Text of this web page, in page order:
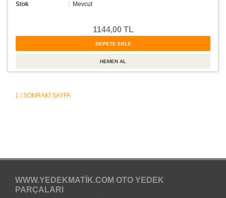
Stok : Mevcut
1144,00 TL
1 / SONRAKI SAYFA
WWW.YEDEKMATIK.COM OTO YEDEK
PARÇALARI